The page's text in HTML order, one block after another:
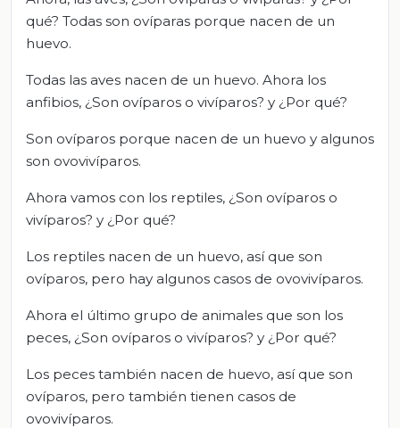
qué? Todas son ovíparas porque nacen de un
huevo.
Todas las aves nacen de un huevo. Ahora los
anfibios, ¿Son ovíparos o vivíparos? y ¿Por qué?
Son ovíparos porque nacen de un huevo y algunos
son ovovivíparos.
Ahora vamos con los reptiles, ¿Son ovíparos o
vivíparos? y ¿Por qué?
Los reptiles nacen de un huevo, así que son
ovíparos, pero hay algunos casos de ovovivíparos.
Ahora el último grupo de animales que son los
peces, ¿Son ovíparos o vivíparos? y ¿Por qué?
Los peces también nacen de huevo, así que son
ovíparos, pero también tienen casos de
ovovivíparos.